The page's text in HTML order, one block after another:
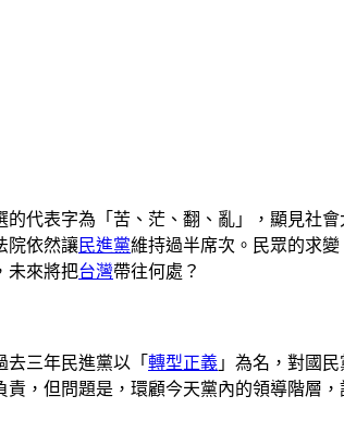
的代表字為「苦、茫、翻、亂」，顯見社
院依然讓民進黨維持過半席次。民眾的求
未來將把台灣帶往何處？
三年民進黨以「 轉型正義 」為名，對國
，但問題是，環顧今天黨內的領導階層